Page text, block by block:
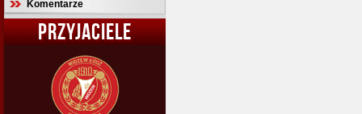
Komentarze
PRZYJACIELE